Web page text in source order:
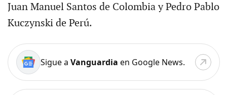
Juan Manuel Santos de Colombia y Pedro Pablo
Kuczynski de Perú.
Sigue a Vanguardia en Google News.